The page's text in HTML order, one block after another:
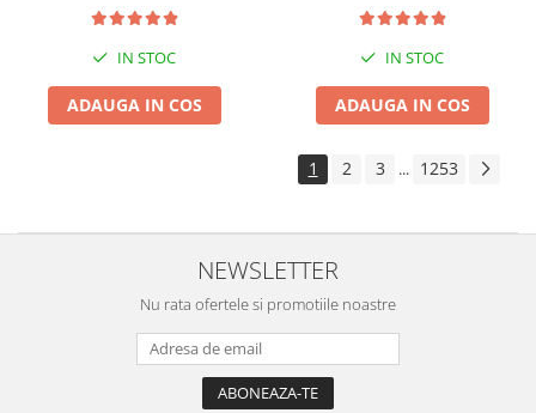
IN STOC
ADAUGA IN COS
IN STOC
ADAUGA IN COS
1 2 3 ... 1253
NEWSLETTER
Nu rata ofertele si promotiile noastre